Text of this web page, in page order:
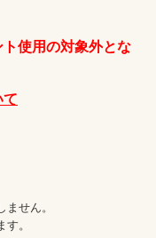
使用の対象外とな
せん。
。